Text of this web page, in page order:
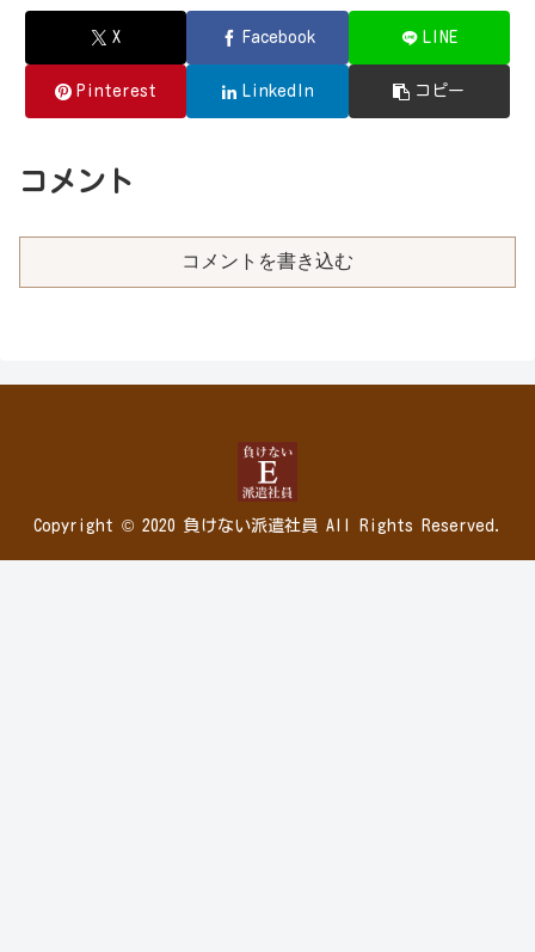
X Facebook LINE
Pinterest LinkedIn コピー
コメント
コメントを書き込む
Copyright © 2020 負けない派遣社員 All Rights Reserved.